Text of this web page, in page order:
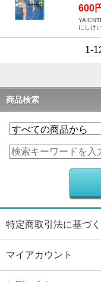
600
にしけ
1-
商品検索
特定商取引法に基づ
マイアカウント